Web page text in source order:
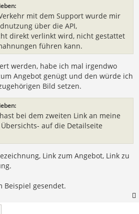
mit dem Support wurde mir
über die API,
direkt verlinkt wird, nicht gestattet
führen kann.
werden, habe ich mal irgendwo
Angebot genügt und den würde ich
Bild setzen.
bei dem zweiten Link an meine
auf die Detailseite
Link zum Angebot, Link zu
Beispiel gesendet.